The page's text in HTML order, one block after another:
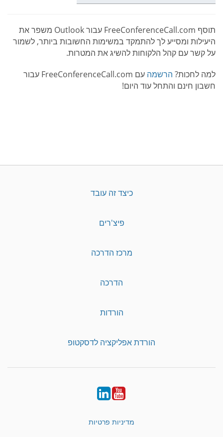
תוסף FreeConferenceCall.com עבור Outlook משפר את
היעילות ומסייע לך להתמקד במשימות החשובות ביותר, לשמור
על קשר עם קהל הלקוחות להשיג את המטרות.
למה לחכות? הרשמה
עם FreeConferenceCall.com עבור
חשבון חינם והתחל עוד היום!
כיצד זה עובד
פיצ'רים
מרכז הדרכה
הדרכה
הורדות
הורדת אפליקציה לדסקטופ
YouTube
LinkedIn
מדיניות פרטיות